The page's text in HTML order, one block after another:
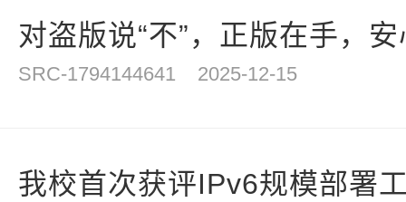
对盗版说“不”，正版在手，
SRC-1794144641 2025-12-15
我校首次获评IPv6规模部署